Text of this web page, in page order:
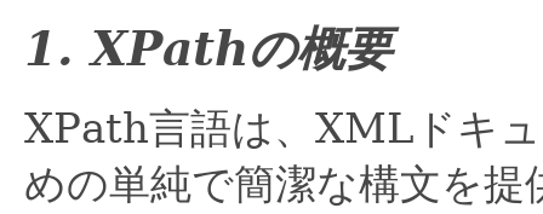
1. XPathの概要
XPath言語は、XMLドキ
めの単純で簡潔な構文を提